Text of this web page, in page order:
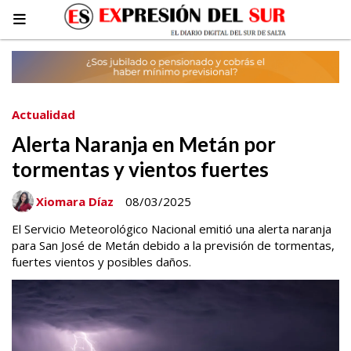
Alerta Naranja en Metán por
tormentas y vientos fuertes
El Servicio Meteorológico Nacional emitió una alerta naranja
para San José de Metán debido a la previsión de tormentas,
fuertes vientos y posibles daños.
Actualidad
08/03/2025
Xiomara Díaz